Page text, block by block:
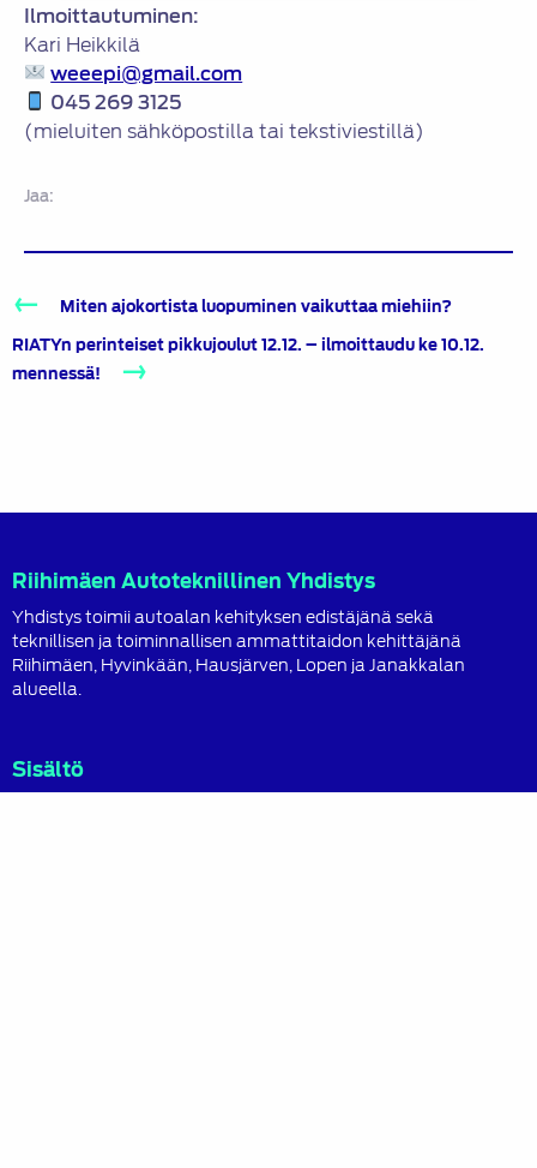
Ilmoittautuminen:
Kari Heikkilä
weeepi@gmail.com
045 269 3125
(mieluiten sähköpostilla tai tekstiviestillä)
Jaa:
Artikkelien
selausMiten ajokortista luopuminen vaikuttaa miehiin?
RIATYn perinteiset pikkujoulut 12.12. – ilmoittaudu ke 10.12.
mennessä!
Riihimäen Autoteknillinen Yhdistys
Yhdistys toimii autoalan kehityksen edistäjänä sekä
teknillisen ja toiminnallisen ammattitaidon kehittäjänä
Riihimäen, Hyvinkään, Hausjärven, Lopen ja Janakkalan
alueella.
Sisältö